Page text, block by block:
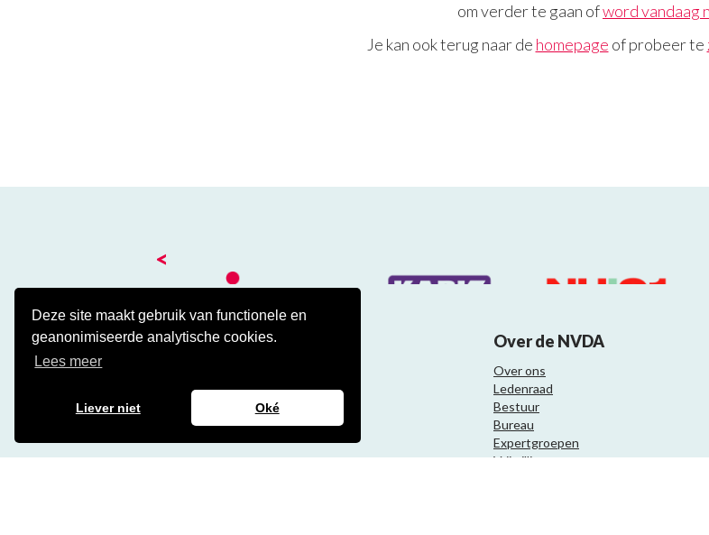
Deze site maakt gebruik van functionele en
geanonimiseerde analytische cookies.
Lees meer
Liever niet Oké
om verder te gaan ofword vandaag
Je kan ook terug naar de homepage of probeer te
<
Kantoor
3743 KE Baarn
Contact
Over de NVDA
Over ons
Ledenraad
Bestuur
Bureau
Expertgroepen
Vrijwilligers